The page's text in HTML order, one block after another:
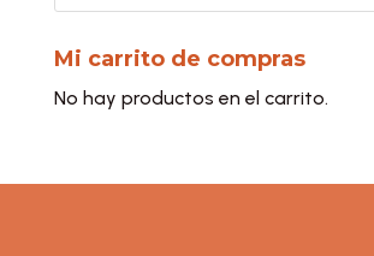
Mi carrito de compras
No hay productos en el carrito.